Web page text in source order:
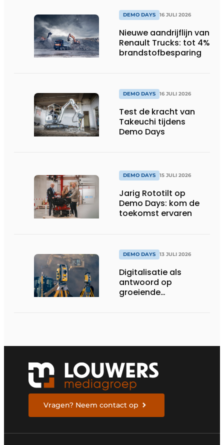
DEMO DAYS 16 JULI 2026
Nieuwe aandrijflijn van
Renault Trucks: tot 4%
brandstofbesparing
DEMO DAYS 16 JULI 2026
Test de kracht van
Takeuchi tijdens
Demo Days
DEMO DAYS 15 JULI 2026
Jarig Rototilt op
Demo Days: kom de
toekomst ervaren
DEMO DAYS 13 JULI 2026
Digitalisatie als
antwoord op
groeiende
Vragen? Neem contact op